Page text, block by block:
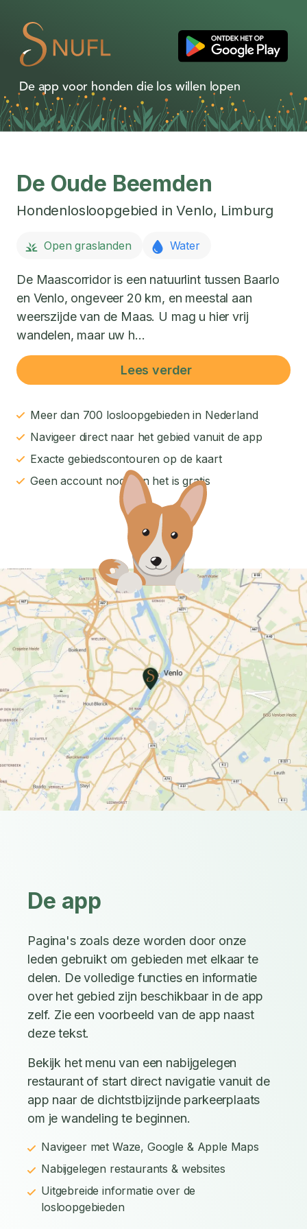
De app voor honden die los willen lopen
De Oude Beemden
Hondenlosloopgebied in Venlo, Limburg
Open graslanden Water
De Maascorridor is een natuurlint tussen Baarlo
en Venlo, ongeveer 20 km, en meestal aan
weerszijde van de Maas. U mag u hier vrij
wandelen, maar uw h...
Lees verder
Meer dan 700 losloopgebieden in Nederland
Navigeer direct naar het gebied vanuit de app
Exacte gebiedscontouren op de kaart
Geen account nodig en het is gratis
De app
Pagina's zoals deze worden door onze
leden gebruikt om gebieden met elkaar te
delen. De volledige functies en informatie
over het gebied zijn beschikbaar in de app
zelf. Zie een voorbeeld van de app naast
deze tekst.
Bekijk het menu van een nabijgelegen
restaurant of start direct navigatie vanuit de
app naar de dichtstbijzijnde parkeerplaats
om je wandeling te beginnen.
Navigeer met Waze, Google & Apple Maps
Nabijgelegen restaurants & websites
Uitgebreide informatie over de
losloopgebieden